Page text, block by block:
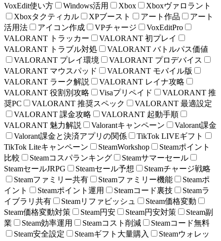
VoxEdit使い方
Windows活用 Xbox
Xboxヴァロラント
Xboxタクティカル
XPブースト アート作品
アート
活用法
アイコン作成 VPチャージ
VoxEditPro
VALORANT トラッカー
VALORANT 初プレイ
VALORANT トラブル対処
VALORANT バトルパス価値
VALORANT プレイ環境
VALORANT プロデバイス
VALORANT マウスパッド
VALORANT モバイル版
VALORANT ラーク解説
VALORANT レイナ攻略
VALORANT 役割別攻略
Visaプリペイド
VALORANT 推
奨PC
VALORANT 推奨スペック
VALORANT 最適設定
VALORANT 課金攻略
VALORANT 起動手順
VALORANT 魅力解説
Valorantキャンペーン
Valorant課金
Valorant課金と決済アプリの関係
TikTok LIVEギフト
TikTok Liteキャンペーン
SteamWorkshop
Steamポイント
比較
Steamコスパランキング
Steamサマーセール
SteamセールJRPG
Steamセール予想
Steamチャージ戦略
Steamファミリー共有
Steamファミリー機能
Steamポ
イント
Steamポイント運用 Steamコード裏技
Steamラ
イブラリ共有
Steamリファビッシュ
Steam価格変動
Steam価格変動対策
Steam円安 Steam円安対策
Steam副
業
Steam効率運用 Steamコスト削減
Steamコード無料
Steam安全設定
Steamギフト大量購入
Steamウォレッ